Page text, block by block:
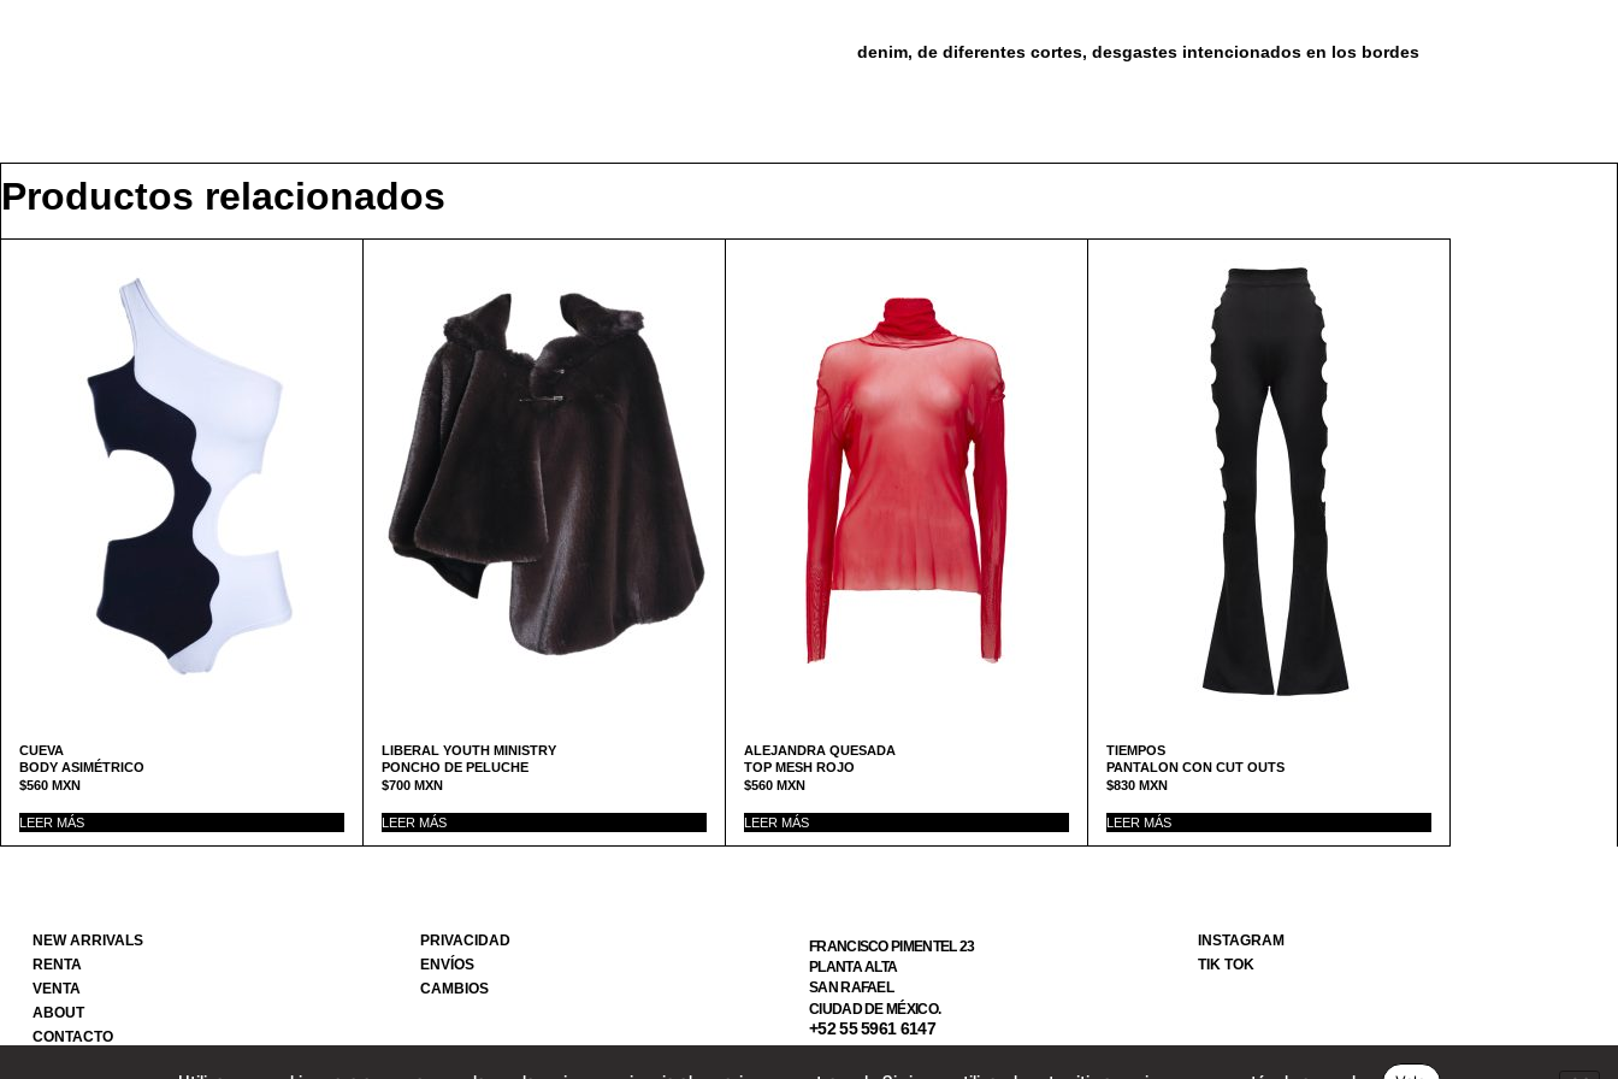
denim, de diferentes cortes, desgastes intencionados en los bordes
Productos relacionados
CUEVA
BODY ASIMÉTRICO
$560 MXN
LEER MÁS
LIBERAL YOUTH MINISTRY
PONCHO DE PELUCHE
$700 MXN
LEER MÁS
ALEJANDRA QUESADA
TOP MESH ROJO
$560 MXN
LEER MÁS
TIEMPOS
PANTALON CON CUT OUTS
$830 MXN
LEER MÁS
NEW ARRIVALS
RENTA
VENTA
ABOUT
CONTACTO
PRIVACIDAD
ENVÍOS
CAMBIOS
FRANCISCO PIMENTEL 23
PLANTA ALTA
SAN RAFAEL
CIUDAD DE MÉXICO.
+52 55 5961 6147
INSTAGRAM
TIK TOK